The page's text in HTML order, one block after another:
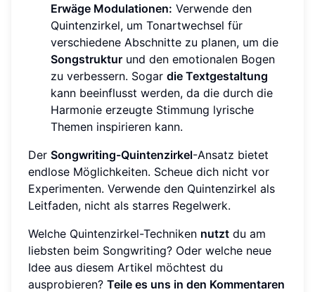
Erwäge Modulationen: Verwende den
Quintenzirkel, um Tonartwechsel für
verschiedene Abschnitte zu planen, um die
Songstruktur und den emotionalen Bogen
zu verbessern. Sogar die Textgestaltung
kann beeinflusst werden, da die durch die
Harmonie erzeugte Stimmung lyrische
Themen inspirieren kann.
Der Songwriting-Quintenzirkel-Ansatz bietet
endlose Möglichkeiten. Scheue dich nicht vor
Experimenten. Verwende den Quintenzirkel als
Leitfaden, nicht als starres Regelwerk.
Welche Quintenzirkel-Techniken nutzt du am
liebsten beim Songwriting? Oder welche neue
Idee aus diesem Artikel möchtest du
ausprobieren? Teile es uns in den Kommentaren